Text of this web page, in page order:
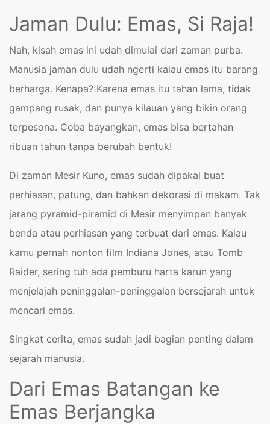
Jaman Dulu: Emas, Si Raja!
Nah, kisah emas ini udah dimulai dari zaman purba.
Manusia jaman dulu udah ngerti kalau emas itu barang
berharga. Kenapa? Karena emas itu tahan lama, tidak
gampang rusak, dan punya kilauan yang bikin orang
terpesona. Coba bayangkan, emas bisa bertahan
ribuan tahun tanpa berubah bentuk!
Di zaman Mesir Kuno, emas sudah dipakai buat
perhiasan, patung, dan bahkan dekorasi di makam. Tak
jarang pyramid-piramid di Mesir menyimpan banyak
benda atau perhiasan yang terbuat dari emas. Kalau
kamu pernah nonton film Indiana Jones, atau Tomb
Raider, sering tuh ada pemburu harta karun yang
menjelajah peninggalan-peninggalan bersejarah untuk
mencari emas.
Singkat cerita, emas sudah jadi bagian penting dalam
sejarah manusia.
Dari Emas Batangan ke
Emas Berjangka